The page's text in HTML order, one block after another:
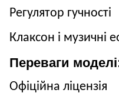
Регулятор гучності
Клаксон і музичні
Переваги
Офіційна ліцензія